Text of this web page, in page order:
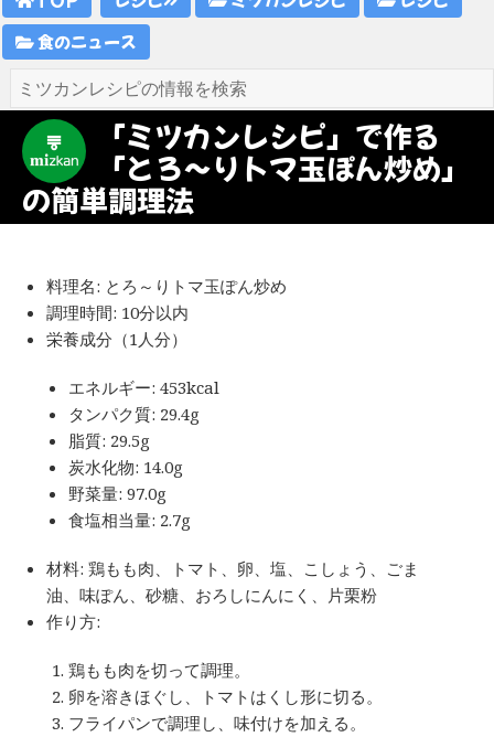
食のニュース
「ミツカンレシピ」で作る
「とろ～りトマ玉ぽん炒め」
の簡単調理法
料理名: とろ～りトマ玉ぽん炒め
調理時間: 10分以内
栄養成分（1人分）
エネルギー: 453kcal
タンパク質: 29.4g
脂質: 29.5g
炭水化物: 14.0g
野菜量: 97.0g
食塩相当量: 2.7g
材料: 鶏もも肉、トマト、卵、塩、こしょう、ごま
油、味ぽん、砂糖、おろしにんにく、片栗粉
作り方:
鶏もも肉を切って調理。
卵を溶きほぐし、トマトはくし形に切る。
フライパンで調理し、味付けを加える。